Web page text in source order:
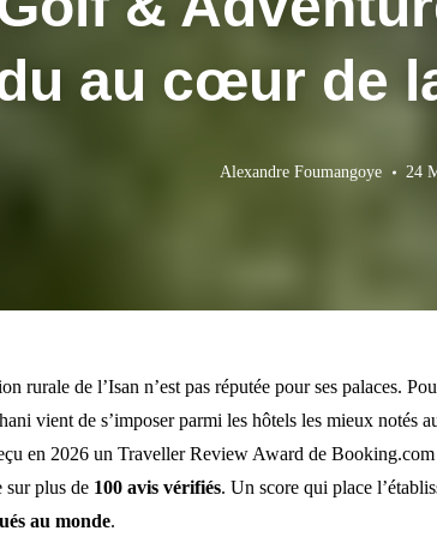
au cœur de
Alexandre Foumangoye 24
rurale de l’Isan n’est pas réputée pour ses palaces.
vient de s’imposer parmi les hôtels les mieux notés
en 2026 un Traveller Review Award de Booking.com
sur plus de 100 avis vérifiés. Un score qui place
au monde.